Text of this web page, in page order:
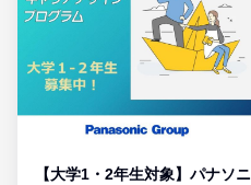
【大学1・2年生対象】パナソニ